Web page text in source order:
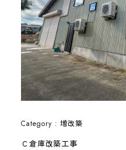
Category : 増改築
Ｃ倉庫改築工事